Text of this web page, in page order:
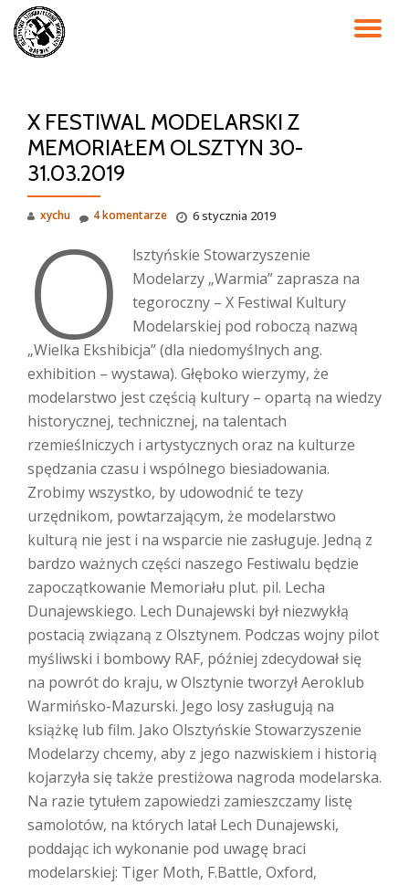
Przejdź
X FESTIWAL MODELARSKI Z
MEMORIAŁEM OLSZTYN 30-
31.03.2019
xychu 6 stycznia 2019
4 komentarze
O
lsztyńskie Stowarzyszenie
Modelarzy „Warmia” zaprasza na
tegoroczny – X Festiwal Kultury
Modelarskiej pod roboczą nazwą
„Wielka Ekshibicja” (dla niedomyślnych ang.
exhibition – wystawa). Głęboko wierzymy, że
modelarstwo jest częścią kultury – opartą na wiedzy
historycznej, technicznej, na talentach
rzemieślniczych i artystycznych oraz na kulturze
spędzania czasu i wspólnego biesiadowania.
Zrobimy wszystko, by udowodnić te tezy
urzędnikom, powtarzającym, że modelarstwo
kulturą nie jest i na wsparcie nie zasługuje. Jedną z
bardzo ważnych części naszego Festiwalu będzie
zapoczątkowanie Memoriału plut. pil. Lecha
Dunajewskiego. Lech Dunajewski był niezwykłą
postacią związaną z Olsztynem. Podczas wojny pilot
myśliwski i bombowy RAF, później zdecydował się
na powrót do kraju, w Olsztynie tworzył Aeroklub
Warmińsko-Mazurski. Jego losy zasługują na
książkę lub film. Jako Olsztyńskie Stowarzyszenie
Modelarzy chcemy, aby z jego nazwiskiem i historią
kojarzyła się także prestiżowa nagroda modelarska.
Na razie tytułem zapowiedzi zamieszczamy listę
samolotów, na których latał Lech Dunajewski,
poddając ich wykonanie pod uwagę braci
modelarskiej: Tiger Moth, F.Battle, Oxford,